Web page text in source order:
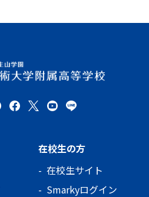
ペ
ジ
り
在校生の方
在校生サイト
Smarkyログイン